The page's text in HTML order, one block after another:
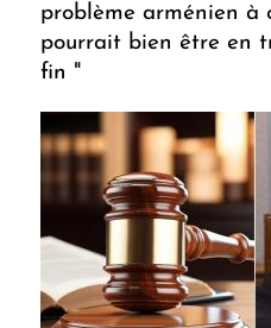
problème arménien à
pourrait bien être en
fin "